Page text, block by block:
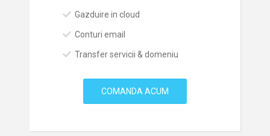
Gazduire in cloud
Conturi email
Transfer servicii & domeniu
COMANDA ACUM